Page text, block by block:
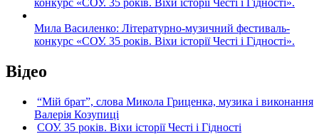
конкурс «СОУ. 35 років. Віхи історії Честі і Гідності».
Мила Василенко: Літературно-музичний фестиваль-
конкурс «СОУ. 35 років. Віхи історії Честі і Гідності».
Відео
“Мій брат”, слова Микола Гриценка, музика і виконання
Валерія Козупиці
СОУ. 35 років. Віхи історії Честі і Гідності